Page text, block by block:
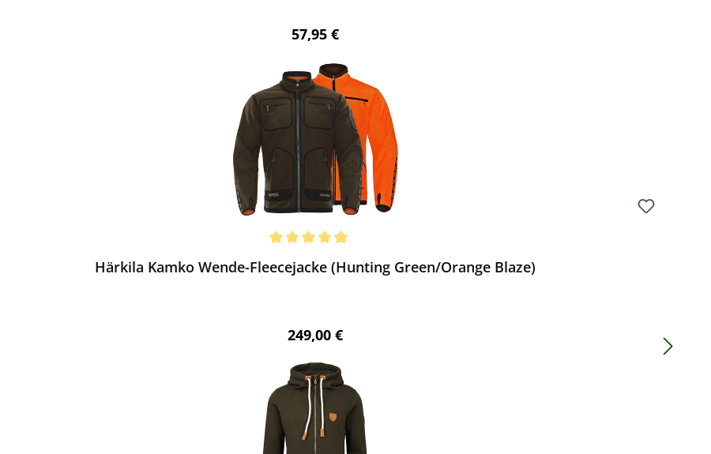
Regulärer Preis:
57,95 €
Härkila Kamko Wende-Fleecejacke (Hunting Green/Orange Blaze)
Regulärer Preis:
249,00 €